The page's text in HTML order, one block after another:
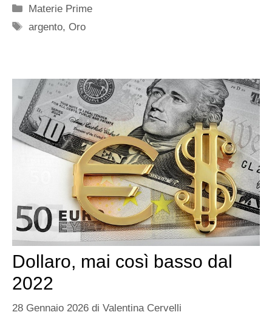
Categorie
Materie Prime
Tag
argento,Oro
Dollaro, mai così basso dal
2022
28 Gennaio 2026 di Valentina Cervelli